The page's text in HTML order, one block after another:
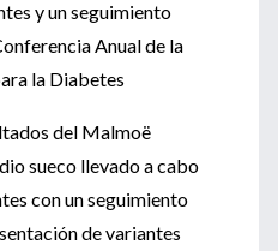
y un seguimiento
Anual de la
la Diabetes
del Malmoë
sueco llevado a cabo
con un seguimiento
de variantes